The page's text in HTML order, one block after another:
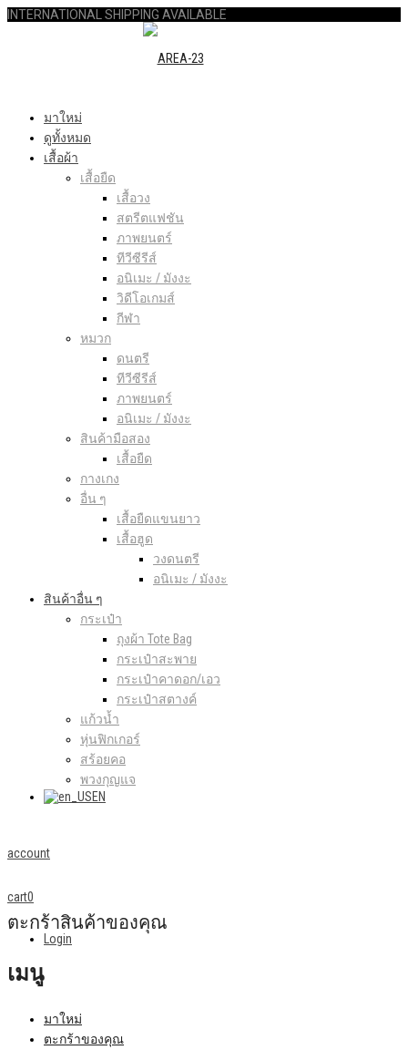
INTERNATIONAL SHIPPING AVAILABLE
มาใหม่
ดูทั้งหมด
เสื้อผ้า
เสื้อยืด
เสื้อวง
สตรีตแฟชัน
ภาพยนตร์
ทีวีซีรีส์
อนิเมะ / มังงะ
วิดีโอเกมส์
กีฬา
หมวก
ดนตรี
ทีวีซีรีส์
ภาพยนตร์
อนิเมะ / มังงะ
สินค้ามือสอง
เสื้อยืด
กางเกง
อื่น ๆ
เสื้อยืดแขนยาว
เสื้อฮูด
วงดนตรี
อนิเมะ / มังงะ
สินค้าอื่น ๆ
กระเป๋า
ถุงผ้า Tote Bag
กระเป๋าสะพาย
กระเป๋าคาดอก/เอว
กระเป๋าสตางค์
แก้วน้ำ
หุ่นฟิกเกอร์
สร้อยคอ
พวงกุญแจ
EN
account
Login
cart0
ตะกร้าสินค้าของคุณ
เมนู
มาใหม่
ตะกร้าของคุณ